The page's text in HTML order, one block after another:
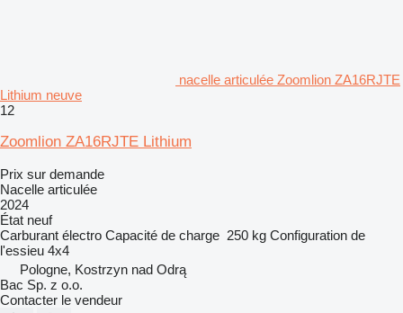
nacelle articulée Zoomlion ZA16RJTE
Lithium neuve
12
Zoomlion ZA16RJTE Lithium
Prix sur demande
Nacelle articulée
2024
État neuf
Carburant électro Capacité de charge 250 kg Configuration de
l'essieu 4x4
Pologne, Kostrzyn nad Odrą
Bac Sp. z o.o.
Contacter le vendeur